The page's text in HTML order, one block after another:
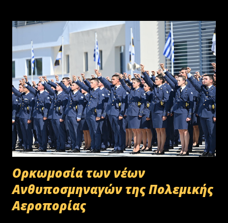
Oρκωμοσία των νέων
Ανθυποσμηναγών της Πολεμικής
Αεροπορίας